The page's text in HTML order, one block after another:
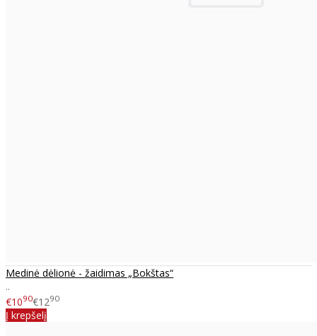
Medinė dėlionė - žaidimas „Bokštas“
..
€1090€1290
Į krepšelį